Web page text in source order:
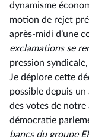
dynamisme
motion de rejet
après-midi d’une
exclamations se
pression
Je déplore cette
possible depuis
des votes de notre
démocratie
bancs du groupe